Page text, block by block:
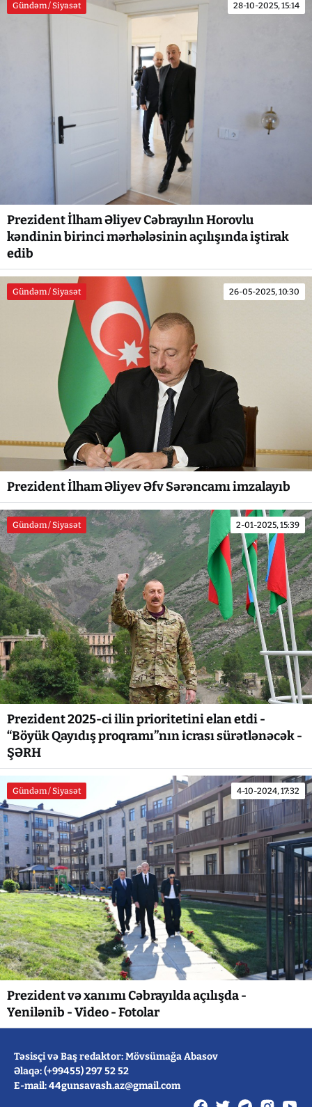
Gündəm / Siyasət 28-10-2025, 15:14
Prezident İlham Əliyev Cəbrayılın Horovlu
kəndinin birinci mərhələsinin açılışında iştirak
edib
Gündəm / Siyasət 26-05-2025, 10:30
Prezident İlham Əliyev Əfv Sərəncamı imzalayıb
Gündəm / Siyasət 2-01-2025, 15:39
Prezident 2025-ci ilin prioritetini elan etdi -
“Böyük Qayıdış proqramı”nın icrası sürətlənəcək -
ŞƏRH
Gündəm / Siyasət 4-10-2024, 17:32
Prezident və xanımı Cəbrayılda açılışda -
Yenilənib - Video - Fotolar
Təsisçi və Baş redaktor: Mövsümağa Abasov
Əlaqə: (+99455) 297 52 52
E-mail: 44gunsavash.az@gmail.com